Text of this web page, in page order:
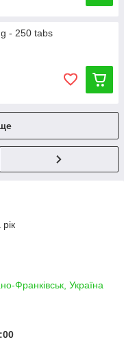
- 250 tabs
Франківськ, Україна